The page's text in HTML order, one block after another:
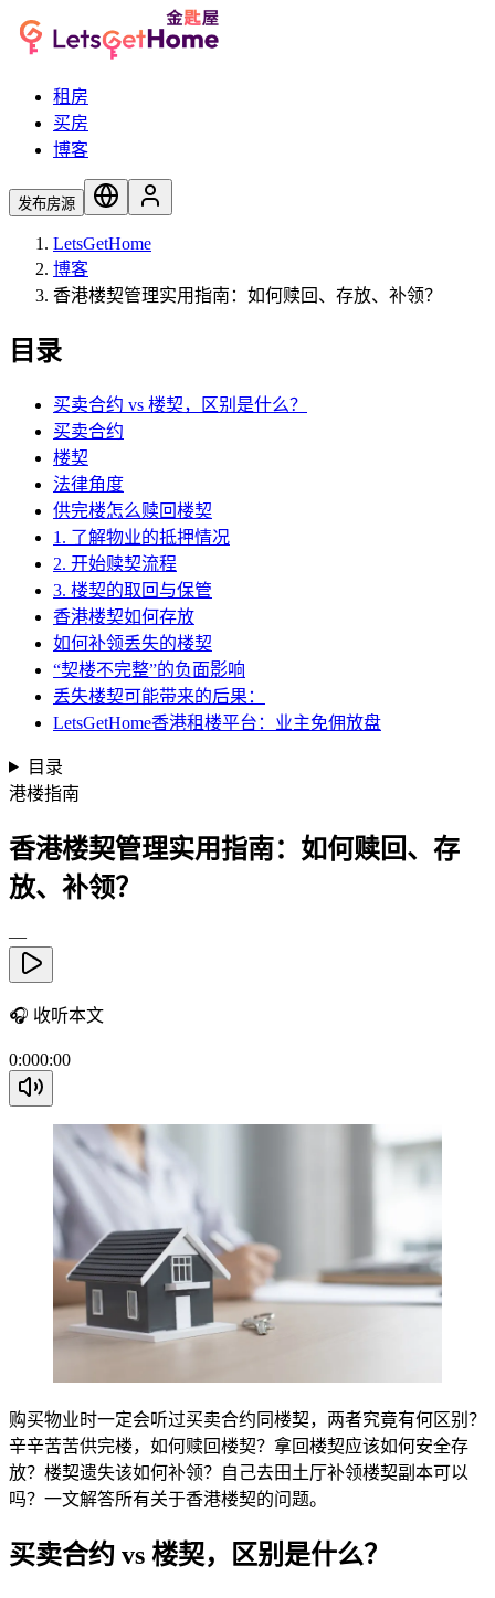
租房
买房
博客
发布房源
LetsGetHome
博客
香港楼契管理实用指南：如何赎回、存放、补领？
目录
买卖合约 vs 楼契，区别是什么？
买卖合约
楼契
法律角度
供完楼怎么赎回楼契
1. 了解物业的抵押情况
2. 开始赎契流程
3. 楼契的取回与保管
香港楼契如何存放
如何补领丢失的楼契
“契楼不完整”的负面影响
丢失楼契可能带来的后果：
LetsGetHome香港租楼平台：业主免佣放盘
目录
港楼指南
香港楼契管理实用指南：如何赎回、存
放、补领？
—
🎧 收听本文
0:000:00
购买物业时一定会听过买卖合约同楼契，两者究竟有何区别？
辛辛苦苦供完楼，如何赎回楼契？拿回楼契应该如何安全存
放？楼契遗失该如何补领？自己去田土厅补领楼契副本可以
吗？一文解答所有关于香港楼契的问题。
买卖合约 vs 楼契，区别是什么？